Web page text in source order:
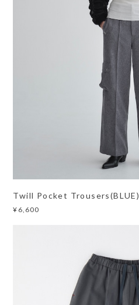
Twill Pocket Trousers(BLUE)
¥6,600